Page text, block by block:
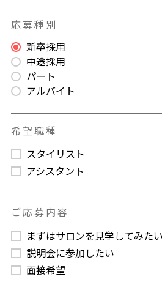
応募種別
新卒採用
中途採用
パート
アルバイト
希望職種
スタイリスト
アシスタント
ご応募内容
まずはサロンを見学してみたい
説明会に参加したい
面接希望